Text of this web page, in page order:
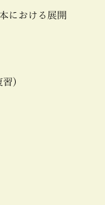
における展開
習)